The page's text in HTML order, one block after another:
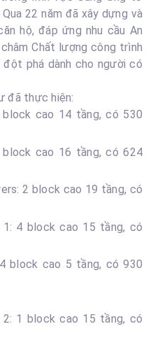
22 năm đã xây dựng và
hộ, đáp ứng nhu cầu An
Chất lượng công trình
đột phá dành cho người có
đã thực hiện:
block cao 14 tầng, có 530
block cao 16 tầng, có 624
2 block cao 19 tầng, có
1: 4 block cao 15 tầng, có
block cao 5 tầng, có 930
2: 1 block cao 15 tầng, có